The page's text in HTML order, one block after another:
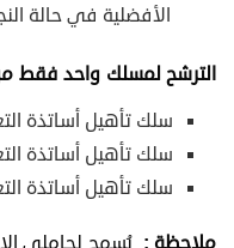
الأفضلية في حالة
الترشح لمسلك واحد فقط
سلك تأهيل أساتذة
سلك تأهيل أساتذة
سلك تأهيل أساتذة